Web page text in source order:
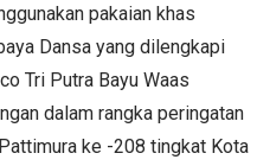
pakaian khas
Dansa yang dilengkapi
Tri Putra Bayu Waas
dalam rangka peringatan
ke -208 tingkat Kota